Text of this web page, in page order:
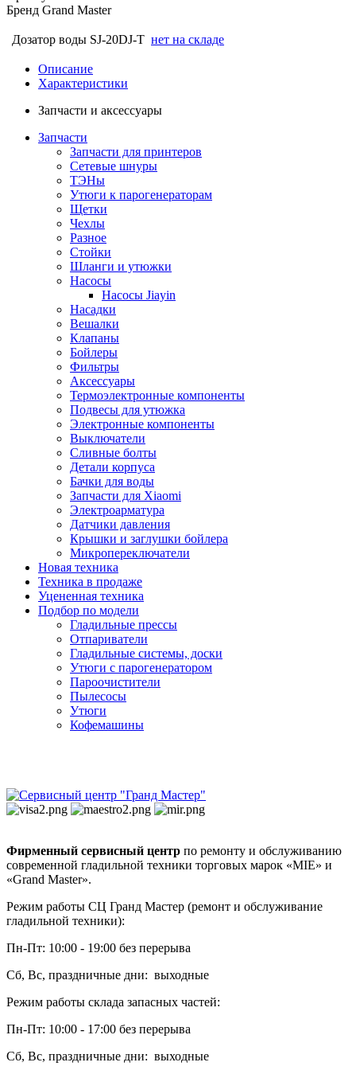
Бренд Grand Master
Дозатор воды SJ-20DJ-T нет на складе
Описание
Характеристики
Запчасти и аксессуары
Запчасти
Запчасти для принтеров
Сетевые шнуры
ТЭНы
Утюги к парогенераторам
Щетки
Чехлы
Разное
Стойки
Шланги и утюжки
Насосы
Насосы Jiayin
Насадки
Вешалки
Клапаны
Бойлеры
Фильтры
Аксессуары
Термоэлектронные компоненты
Подвесы для утюжка
Электронные компоненты
Выключатели
Сливные болты
Детали корпуса
Бачки для воды
Запчасти для Xiaomi
Электроарматура
Датчики давления
Крышки и заглушки бойлера
Микропереключатели
Новая техника
Техника в продаже
Уцененная техника
Подбор по модели
Гладильные прессы
Отпариватели
Гладильные системы, доски
Утюги с парогенератором
Пароочистители
Пылесосы
Утюги
Кофемашины
Фирменный сервисный центр по ремонту и обслуживанию
современной гладильной техники торговых марок «MIE» и
«Grand Master».
Режим работы СЦ Гранд Мастер (ремонт и обслуживание
гладильной техники):
Пн-Пт: 10:00 - 19:00 без перерыва
Сб, Вс, праздничные дни: выходные
Режим работы склада запасных частей:
Пн-Пт: 10:00 - 17:00 без перерыва
Сб, Вс, праздничные дни: выходные